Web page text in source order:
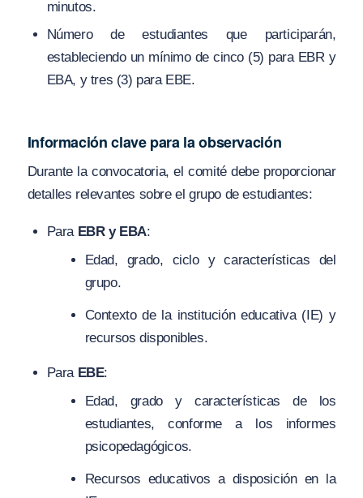
minutos.
Número de estudiantes que participarán,
estableciendo un mínimo de cinco (5) para EBR y
EBA, y tres (3) para EBE.
Información clave para la observación
Durante la convocatoria, el comité debe proporcionar
detalles relevantes sobre el grupo de estudiantes:
Para EBR y EBA:
Edad, grado, ciclo y características del
grupo.
Contexto de la institución educativa (IE) y
recursos disponibles.
Para EBE:
Edad, grado y características de los
estudiantes, conforme a los informes
psicopedagógicos.
Recursos educativos a disposición en la